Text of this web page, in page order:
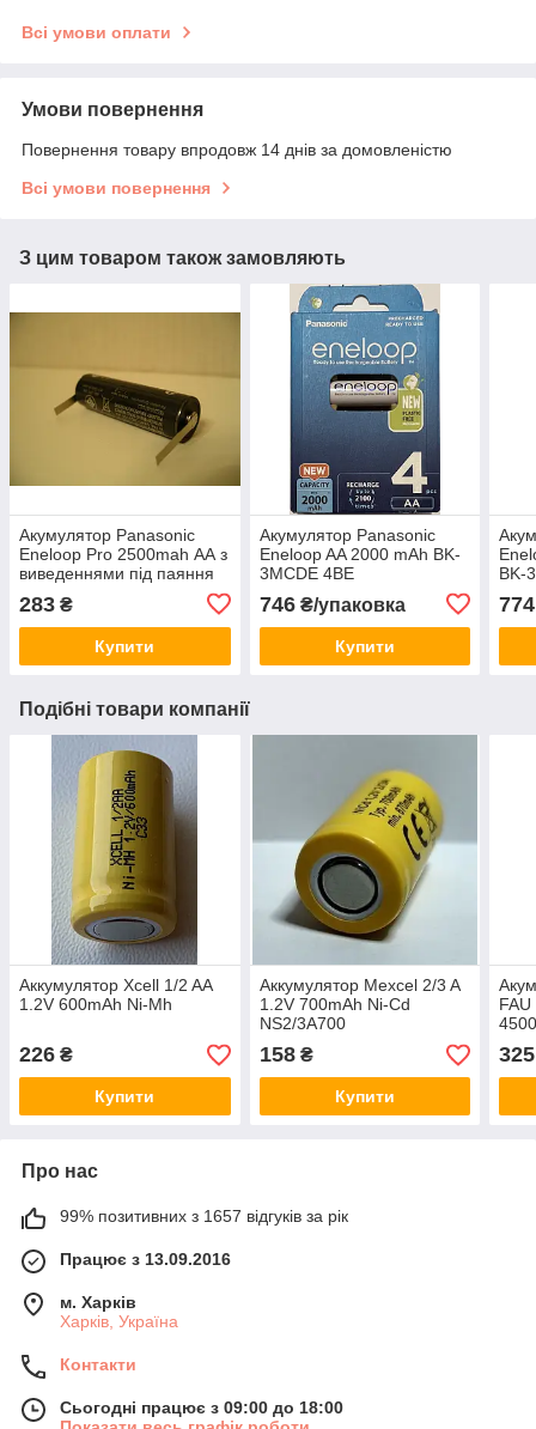
Всі умови оплати
Умови повернення
Повернення товару впродовж 14 днів за домовленістю
Всі умови повернення
З цим товаром також замовляють
Акумулятор Panasonic
Eneloop Pro 2500mah АА з
виведеннями під паяння
283 ₴
Купити
Акумулятор Panasonic
Eneloop AA 2000 mAh BK-
3MCDE 4BE
746₴/упаковка
Купити
BK-
774
Подібні товари компанії
Аккумулятор Xcell 1/2 AA
1.2V 600mAh Ni-Mh
226 ₴
Купити
Аккумулятор Mexcel 2/3 A
1.2V 700mAh Ni-Cd
NS2/3A700
158₴
Купити
325
Про нас
99% позитивних з 1657 відгуків за рік
Працює з 13.09.2016
м. Харків
Харків, Україна
Контакти
Сьогодні працює з 09:00 до 18:00